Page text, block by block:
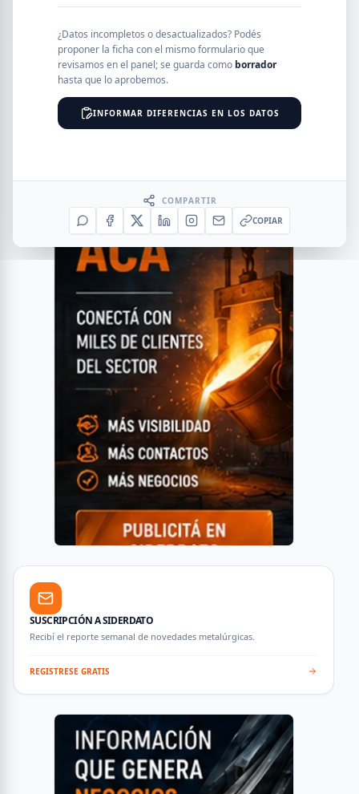
SUSCRIPCIÓN A SIDERDATO
Recibí el reporte semanal de novedades metalúrgicas.
REGISTRESE GRATIS
¿Datos incompletos o desactualizados? Podés
proponer la ficha con el mismo formulario que
revisamos en el panel; se guarda como borrador
hasta que lo aprobemos.
INFORMAR DIFERENCIAS EN LOS DATOS
COMPARTIR
COPIAR